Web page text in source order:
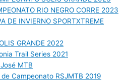
RIO NEGRO CORRE 2023
DE INVIERNO SPORTXTREME
GRANDE 2022
Trail Series 2021
MTB
Campeonato RSJMTB 2019